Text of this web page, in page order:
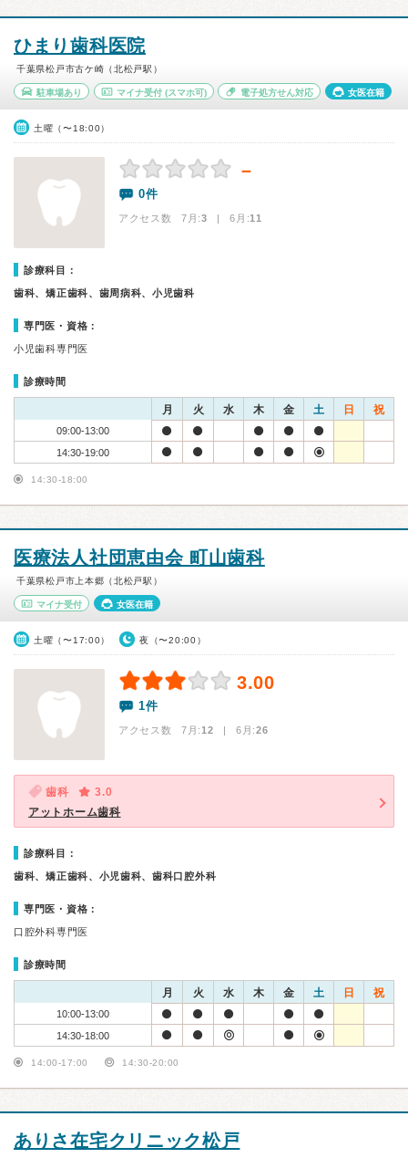
ひまり歯科医院
千葉県松戸市古ケ崎（北松戸駅）
駐車場あり マイナ受付(スマホ可) 電子処方せん対応 女医在籍
土曜（〜18:00）
－
0件
アクセス数 7月:3 | 6月:11
診療科目：
歯科、矯正歯科、歯周病科、小児歯科
専門医・資格：
小児歯科専門医
診療時間
月 火 水 木 金 土 日 祝
09:00-13:00
14:30-19:00
14:30-18:00
医療法人社団恵由会 町山歯科
千葉県松戸市上本郷（北松戸駅）
マイナ受付 女医在籍
土曜（〜17:00） 夜（〜20:00）
3.00
1件
アクセス数 7月:12 | 6月:26
歯科
3.0
アットホーム歯科
診療科目：
歯科、矯正歯科、小児歯科、歯科口腔外科
専門医・資格：
口腔外科専門医
診療時間
月 火 水 木 金 土 日 祝
10:00-13:00
14:30-18:00
14:00-17:00 14:30-20:00
ありさ在宅クリニック松戸